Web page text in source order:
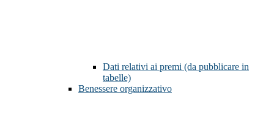
Dati relativi ai premi (da pubblicare in
tabelle)
Benessere organizzativo